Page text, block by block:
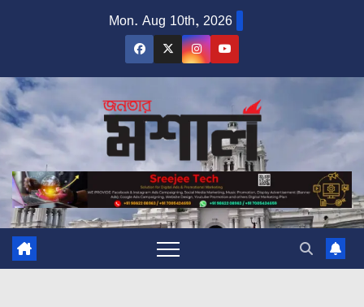
Mon. Aug 10th, 2026